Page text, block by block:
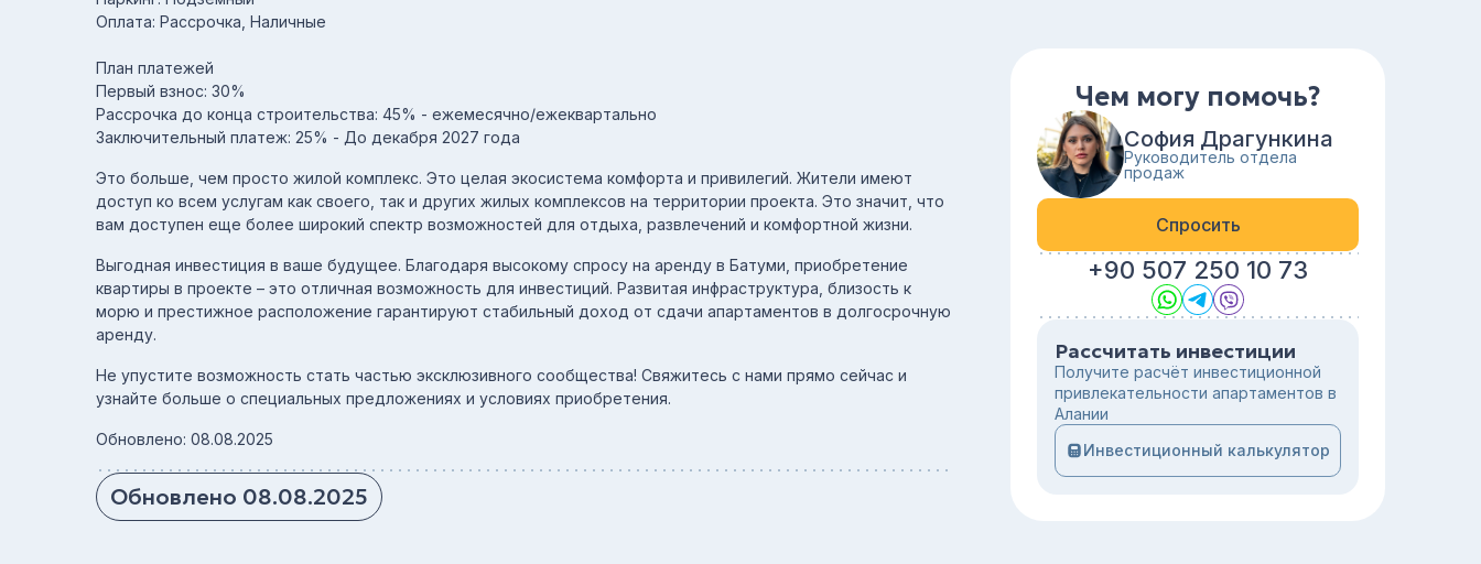
Оплата: Рассрочка, Наличные
План платежей
Первый взнос: 30%
Рассрочка до конца строительства: 45% - ежемесячно/ежеквартально
Заключительный платеж: 25% - До декабря 2027 года
Это больше, чем просто жилой комплекс. Это целая экосистема комфорта и привилегий. Жители имеют
доступ ко всем услугам как своего, так и других жилых комплексов на территории проекта. Это значит, что
вам доступен еще более широкий спектр возможностей для отдыха, развлечений и комфортной жизни.
Выгодная инвестиция в ваше будущее. Благодаря высокому спросу на аренду в Батуми, приобретение
квартиры в проекте – это отличная возможность для инвестиций. Развитая инфраструктура, близость к
морю и престижное расположение гарантируют стабильный доход от сдачи апартаментов в долгосрочную
аренду.
Не упустите возможность стать частью эксклюзивного сообщества! Свяжитесь с нами прямо сейчас и
узнайте больше о специальных предложениях и условиях приобретения.
Обновлено: 08.08.2025
Обновлено 08.08.2025
Чем могу помочь?
София Драгункина
Руководитель отдела
продаж
Спросить
+90 507 250 10 73
Рассчитать инвестиции
Получите расчёт инвестиционной
привлекательности апартаментов в
Алании
Инвестиционный калькулятор